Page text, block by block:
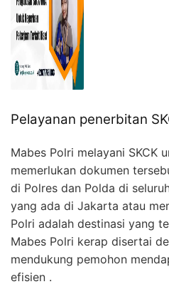
Pelayanan penerbitan
Mabes Polri melayani SKCK
memerlukan dokumen
di Polres dan Polda di
yang ada di Jakarta atau
Polri adalah destinasi yang
Mabes Polri kerap disertai
mendukung pemohon
efisien .